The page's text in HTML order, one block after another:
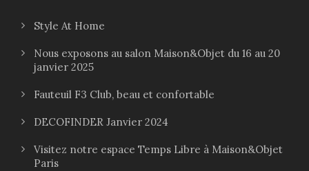
Style At Home
Nous exposons au salon Maison&Objet du 16 au 20
janvier 2025
Fauteuil F3 Club, beau et confortable
DECOFINDER Janvier 2024
Visitez notre espace Temps Libre à Maison&Objet
Paris